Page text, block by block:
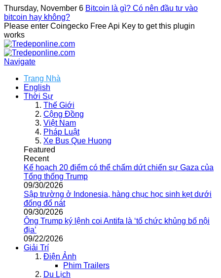
Thursday, November 6 Bitcoin là gì? Có nên đầu tư vào
bitcoin hay không?
Please enter Coingecko Free Api Key to get this plugin
works
Navigate
Trang Nhà
English
Thời Sự
Thế Giới
Cộng Đồng
Việt Nam
Pháp Luật
Xe Bus Que Huong
Featured
Recent
Kế hoạch 20 điểm có thể chấm dứt chiến sự Gaza của
Tổng thống Trump
09/30/2026
Sập trường ở Indonesia, hàng chục học sinh kẹt dưới
đống đổ nát
09/30/2026
Ông Trump ký lệnh coi Antifa là ‘tổ chức khủng bố nội
địa’
09/22/2026
Giải Trí
Điện Ảnh
Phim Trailers
Du Lịch